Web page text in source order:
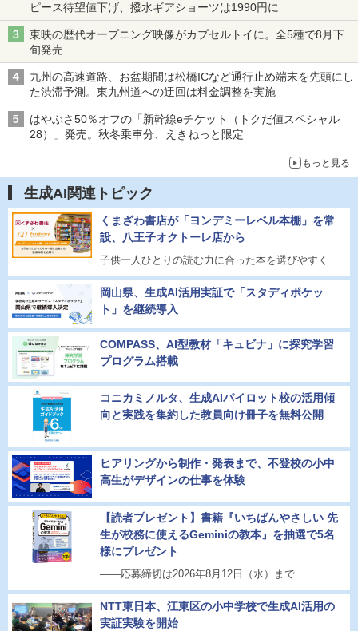
ピース待望値下げ、撥水ギアショーツは1990円に
東映の歴代オープニング映像がカプセルトイに。全5種で8月下
旬発売
九州の高速道路、お盆期間は松橋ICなど通行止め端末を先頭にし
た渋滞予測。東九州道への迂回は料金調整を実施
はやぶさ50％オフの「新幹線eチケット（トクだ値スペシャル
28）」発売。秋冬乗車分、えきねっと限定
もっと見る
生成AI関連トピック
くまざわ書店が「ヨンデミーレベル本棚」を常
設、八王子オクトーレ店から
子供一人ひとりの読む力に合った本を選びやすく
岡山県、生成AI活用実証で「スタディポケッ
ト」を継続導入
COMPASS、AI型教材「キュビナ」に探究学習
プログラム搭載
コニカミノルタ、生成AIパイロット校の活用傾
向と実践を集約した教員向け冊子を無料公開
ヒアリングから制作・発表まで、不登校の小中
高生がデザインの仕事を体験
【読者プレゼント】書籍『いちばんやさしい 先
生が校務に使えるGeminiの教本』を抽選で5名
様にプレゼント
――応募締切は2026年8月12日（水）まで
NTT東日本、江東区の小中学校で生成AI活用の
実証実験を開始